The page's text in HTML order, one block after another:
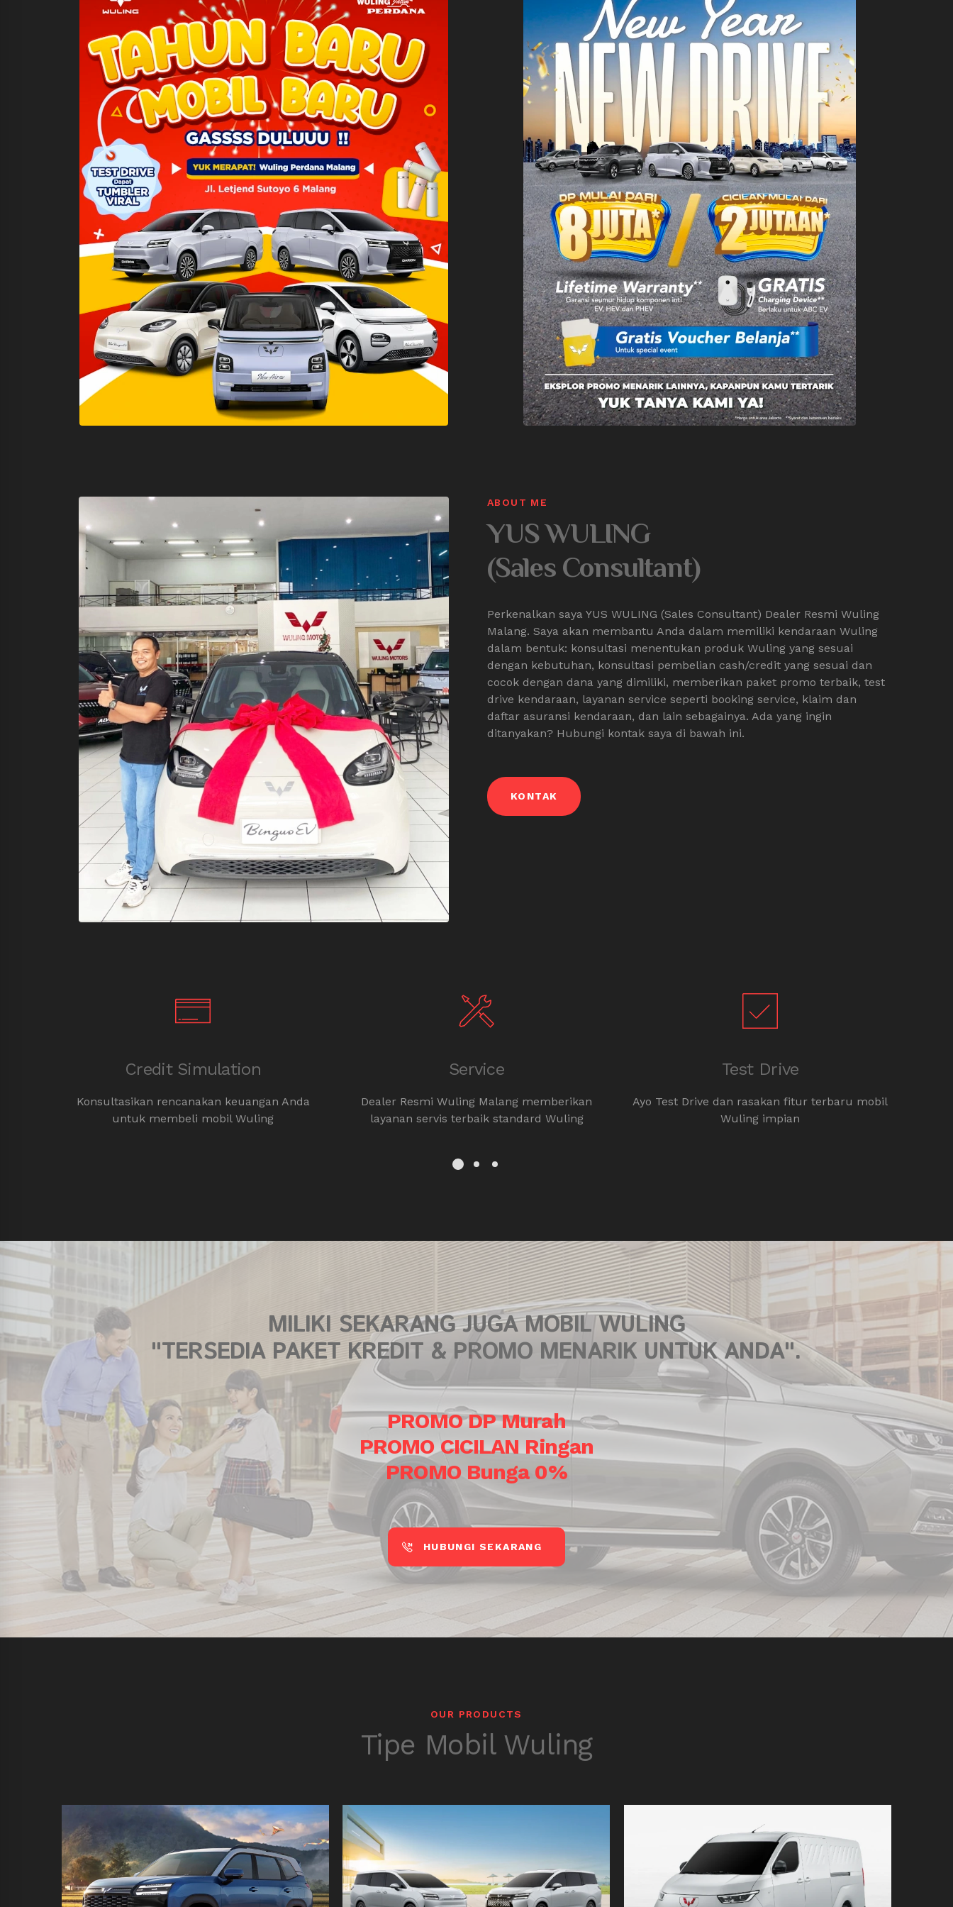
ABOUT ME
YUS WULING
(Sales Consultant)
Perkenalkan saya YUS WULING (Sales Consultant) Dealer Resmi Wuling
Malang. Saya akan membantu Anda dalam memiliki kendaraan Wuling
dalam bentuk: konsultasi menentukan produk Wuling yang sesuai
dengan kebutuhan, konsultasi pembelian cash/credit yang sesuai dan
cocok dengan dana yang dimiliki, memberikan paket promo terbaik, test
drive kendaraan, layanan service seperti booking service, klaim dan
daftar asuransi kendaraan, dan lain sebagainya. Ada yang ingin
ditanyakan? Hubungi kontak saya di bawah ini.
KONTAK
Credit Simulation
Konsultasikan rencanakan keuangan Anda
untuk membeli mobil Wuling
Service
Dealer Resmi Wuling Malang memberikan
layanan servis terbaik standard Wuling
Test Drive
Ayo Test Drive dan rasakan fitur terbaru mobil
Wuling impian
MILIKI SEKARANG JUGA MOBIL WULING
"TERSEDIA PAKET KREDIT & PROMO MENARIK UNTUK ANDA".
PROMO DP Murah
PROMO CICILAN Ringan
PROMO Bunga 0%
HUBUNGI SEKARANG
OUR PRODUCTS
Tipe Mobil Wuling